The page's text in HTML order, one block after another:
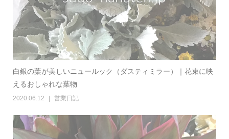
白銀の葉が美しいニュールック（ダスティミラー）｜花束に映
えるおしゃれな葉物
2020.06.12 営業日記